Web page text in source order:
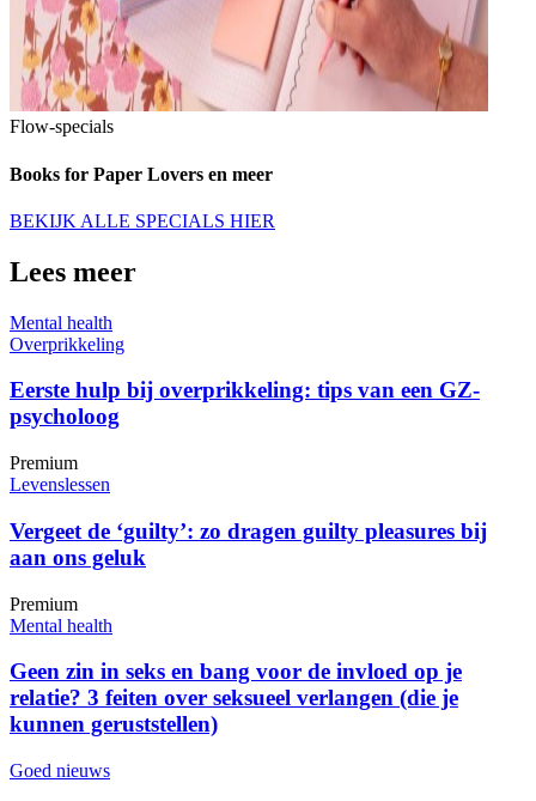
Flow-specials
Books for Paper Lovers en meer
BEKIJK ALLE SPECIALS HIER
Lees meer
Mental health
Overprikkeling
Eerste hulp bij overprikkeling: tips van een GZ-
psycholoog
Premium
Levenslessen
Vergeet de ‘guilty’: zo dragen guilty pleasures bij
aan ons geluk
Premium
Mental health
Geen zin in seks en bang voor de invloed op je
relatie? 3 feiten over seksueel verlangen (die je
kunnen geruststellen)
Goed nieuws